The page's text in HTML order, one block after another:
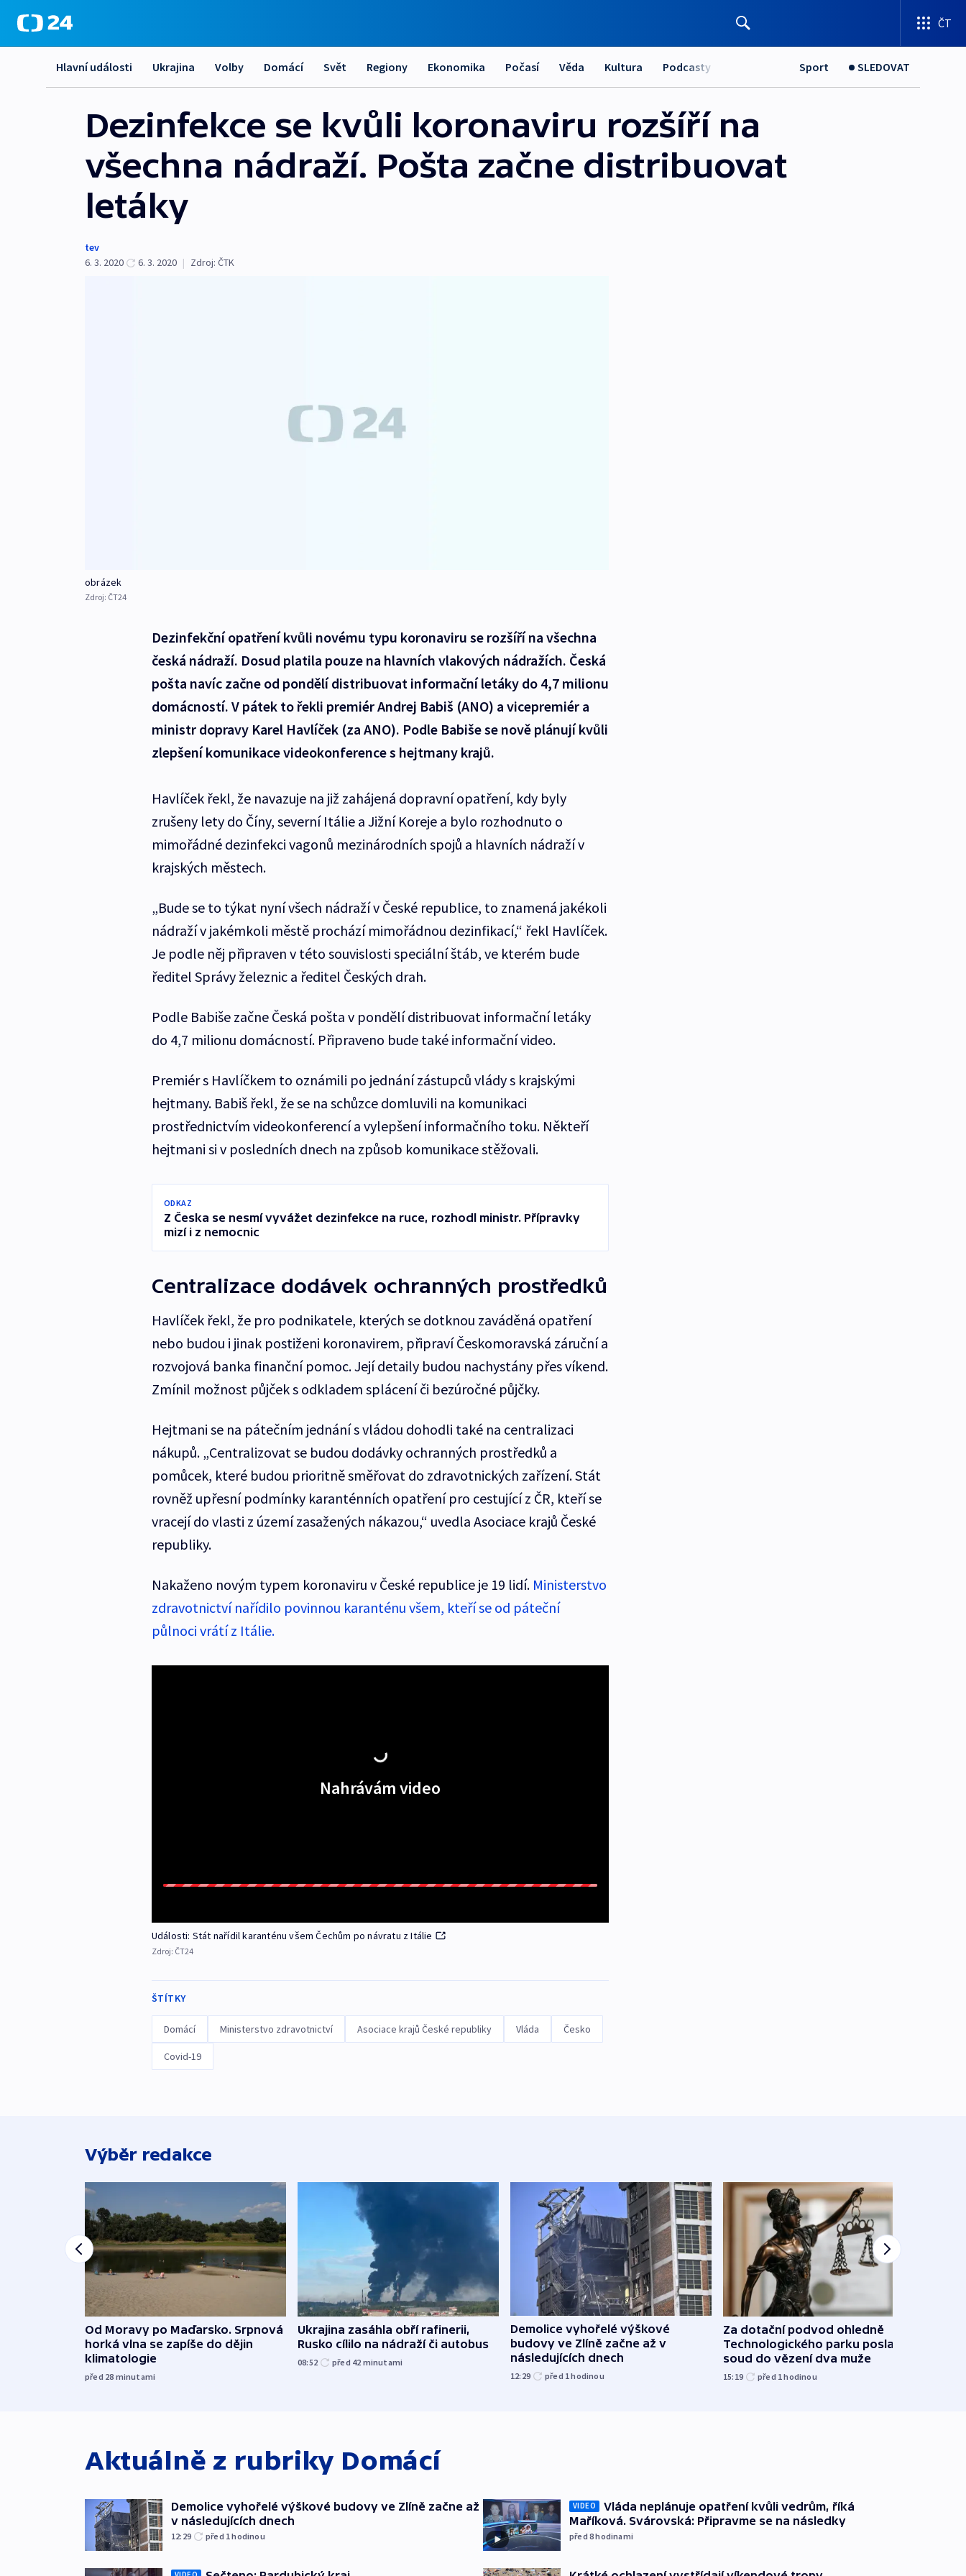
ČT
Hlavní události Ukrajina Volby Domácí Svět Regiony Ekonomika Počasí Věda Kultura Podcasty Sport SLEDOVAT
Dezinfekce se kvůli koronaviru rozšíří na
všechna nádraží. Pošta začne distribuovat
letáky
tev
6. 3. 2020
6. 3. 2020 | Zdroj: ČTK
obrázek
Zdroj: ČT24
Dezinfekční opatření kvůli novému typu koronaviru se rozšíří na všechna
česká nádraží. Dosud platila pouze na hlavních vlakových nádražích. Česká
pošta navíc začne od pondělí distribuovat informační letáky do 4,7 milionu
domácností. V pátek to řekli premiér Andrej Babiš (ANO) a vicepremiér a
ministr dopravy Karel Havlíček (za ANO). Podle Babiše se nově plánují kvůli
zlepšení komunikace videokonference s hejtmany krajů.
Havlíček řekl, že navazuje na již zahájená dopravní opatření, kdy byly
zrušeny lety do Číny, severní Itálie a Jižní Koreje a bylo rozhodnuto o
mimořádné dezinfekci vagonů mezinárodních spojů a hlavních nádraží v
krajských městech.
„Bude se to týkat nyní všech nádraží v České republice, to znamená jakékoli
nádraží v jakémkoli městě prochází mimořádnou dezinfikací,“ řekl Havlíček.
Je podle něj připraven v této souvislosti speciální štáb, ve kterém bude
ředitel Správy železnic a ředitel Českých drah.
Podle Babiše začne Česká pošta v pondělí distribuovat informační letáky
do 4,7 milionu domácností. Připraveno bude také informační video.
Premiér s Havlíčkem to oznámili po jednání zástupců vlády s krajskými
hejtmany. Babiš řekl, že se na schůzce domluvili na komunikaci
prostřednictvím videokonferencí a vylepšení informačního toku. Někteří
hejtmani si v posledních dnech na způsob komunikace stěžovali.
ODKAZ
Z Česka se nesmí vyvážet dezinfekce na ruce, rozhodl ministr. Přípravky
mizí i z nemocnic
Centralizace dodávek ochranných prostředků
Havlíček řekl, že pro podnikatele, kterých se dotknou zaváděná opatření
nebo budou i jinak postiženi koronavirem, připraví Českomoravská záruční a
rozvojová banka finanční pomoc. Její detaily budou nachystány přes víkend.
Zmínil možnost půjček s odkladem splácení či bezúročné půjčky.
Hejtmani se na pátečním jednání s vládou dohodli také na centralizaci
nákupů. „Centralizovat se budou dodávky ochranných prostředků a
pomůcek, které budou prioritně směřovat do zdravotnických zařízení. Stát
rovněž upřesní podmínky karanténních opatření pro cestující z ČR, kteří se
vracejí do vlasti z území zasažených nákazou,“ uvedla Asociace krajů České
republiky.
Nakaženo novým typem koronaviru v České republice je 19 lidí. Ministerstvo
zdravotnictví nařídilo povinnou karanténu všem, kteří se od páteční
půlnoci vrátí z Itálie.
Nahrávám video
Události: Stát nařídil karanténu všem Čechům po návratu z Itálie
Zdroj: ČT24
ŠTÍTKY
Domácí Ministerstvo zdravotnictví Asociace krajů České republiky Vláda Česko
Covid-19
Výběr redakce
Od Moravy po Maďarsko. Srpnová
horká vlna se zapíše do dějin
klimatologie
před 28 minutami
Ukrajina zasáhla obří rafinerii,
Rusko cílilo na nádraží či autobus
08:52 před 42 minutami
Demolice vyhořelé výškové
budovy ve Zlíně začne až v
následujících dnech
12:29 před 1hodinou
Za dotační podvod ohledně
Technologického parku poslal
soud do vězení dva muže
15:19 před 1hodinou
Aktuálně z rubriky Domácí
Demolice vyhořelé výškové budovy ve Zlíně začne až
v následujících dnech
12:29 před 1hodinou
VIDEO
Vláda neplánuje opatření kvůli vedrům, říká
Maříková. Svárovská: Připravme se na následky
před 8hodinami